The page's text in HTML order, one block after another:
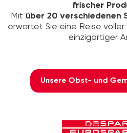
frischer
Mit über 20 verschiedenen
erwartet Sie eine Reise
einzigartiger
Unsere Obst- und